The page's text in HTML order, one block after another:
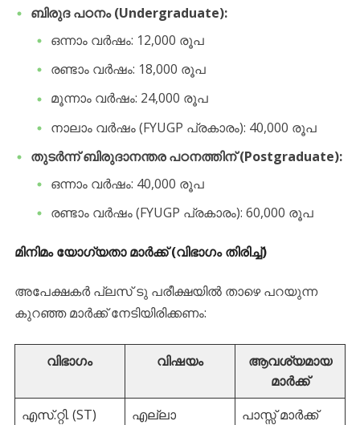
ബിരുദ പഠനം (Undergraduate):
​ഒന്നാം വർഷം: 12,000 രൂപ
​രണ്ടാം വർഷം: 18,000 രൂപ
​മൂന്നാം വർഷം: 24,000 രൂപ
​നാലാം വർഷം (FYUGP പ്രകാരം): 40,000 രൂപ
തുടർന്ന് ബിരുദാനന്തര പഠനത്തിന് (Postgraduate):
​ഒന്നാം വർഷം: 40,000 രൂപ
​രണ്ടാം വർഷം (FYUGP പ്രകാരം): 60,000 രൂപ
മിനിമം യോഗ്യതാ മാർക്ക് (വിഭാഗം തിരിച്ച്)
​അപേക്ഷകർ പ്ലസ് ടു പരീക്ഷയിൽ താഴെ പറയുന്ന
കുറഞ്ഞ മാർക്ക് നേടിയിരിക്കണം:
വിഭാഗം വിഷയം
ആവശ്യമായ
മാർക്ക്
എസ്.റ്റി. (ST)
എല്ലാ
പാസ്സ് മാർക്ക്